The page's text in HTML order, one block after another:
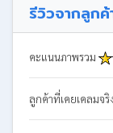
รีวิวจากลูก
คะแนนภาพรวม
ลูกค้าที่เคยเคลมจริง